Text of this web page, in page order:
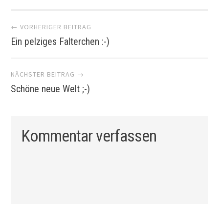
Artikel-
Navigation
← VORHERIGER BEITRAG
Ein pelziges Falterchen :-)
NÄCHSTER BEITRAG →
Schöne neue Welt ;-)
Kommentar verfassen